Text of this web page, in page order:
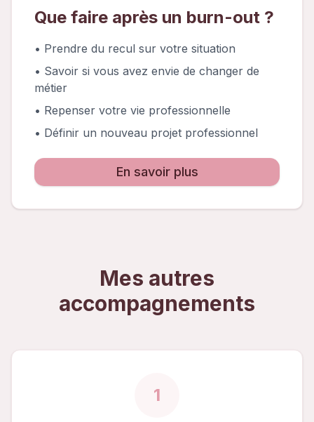
Que faire après un burn-out ?
• Prendre du recul sur votre situation
• Savoir si vous avez envie de changer de
métier
• Repenser votre vie professionnelle
• Définir un nouveau projet professionnel
En savoir plus
Mes autres
accompagnements
1